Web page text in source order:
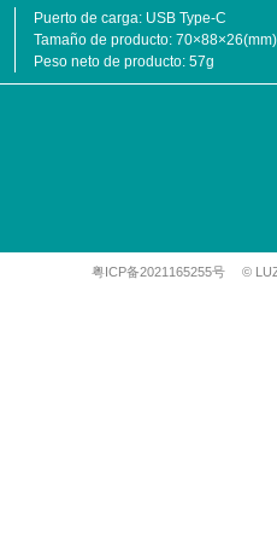
Puerto de carga USB Type-C
Tamaño de producto 70×88×26(mm)
Peso neto de producto 57g
粤ICP备2021165255号 ©